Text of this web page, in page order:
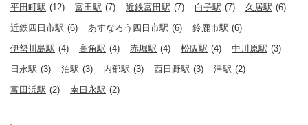
平田町駅 (12) 富田駅 (7) 近鉄富田駅 (7) 白子駅 (7) 久居駅 (6)
近鉄四日市駅 (6) あすなろう四日市駅 (6) 鈴鹿市駅 (6)
伊勢川島駅 (4) 高角駅 (4) 赤堀駅 (4) 松阪駅 (4) 中川原駅 (3)
日永駅 (3) 泊駅 (3) 内部駅 (3) 西日野駅 (3) 津駅 (2)
富田浜駅 (2) 南日永駅 (2)